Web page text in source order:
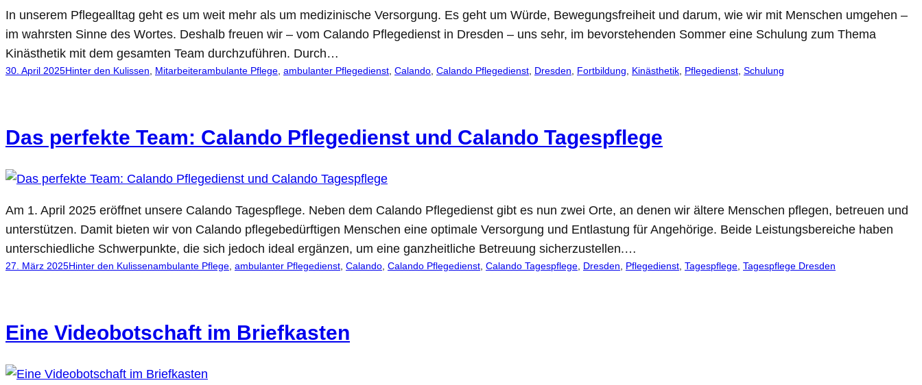
In unserem Pflegealltag geht es um weit mehr als um medizinische Versorgung. Es geht um Würde, Bewegungsfreiheit und darum, wie wir mit Menschen umgehen –
im wahrsten Sinne des Wortes. Deshalb freuen wir – vom Calando Pflegedienst in Dresden – uns sehr, im bevorstehenden Sommer eine Schulung zum Thema
Kinästhetik mit dem gesamten Team durchzuführen. Durch…
30. April 2025Hinter den Kulissen Mitarbeiterambulante Pflege ambulanter Pflegedienst Calando Calando Pflegedienst Dresden Fortbildung Kinästhetik Pflegedienst Schulung
Das perfekte Team: Calando Pflegedienst und Calando Tagespflege
Am 1. April 2025 eröffnet unsere Calando Tagespflege. Neben dem Calando Pflegedienst gibt es nun zwei Orte, an denen wir ältere Menschen pflegen, betreuen und
unterstützen. Damit bieten wir von Calando pflegebedürftigen Menschen eine optimale Versorgung und Entlastung für Angehörige. Beide Leistungsbereiche haben
unterschiedliche Schwerpunkte, die sich jedoch ideal ergänzen, um eine ganzheitliche Betreuung sicherzustellen.…
27. März 2025Hinter den Kulissenambulante Pflege ambulanter Pflegedienst Calando Calando Pflegedienst Calando Tagespflege Dresden Pflegedienst Tagespflege Tagespflege Dresden
Eine Videobotschaft im Briefkasten